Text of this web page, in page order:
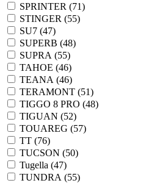
SPRINTER (71)
STINGER (55)
SU7 (47)
SUPERB (48)
SUPRA (55)
TAHOE (46)
TEANA (46)
TERAMONT (51)
TIGGO 8 PRO (48)
TIGUAN (52)
TOUAREG (57)
TT (76)
TUCSON (50)
Tugella (47)
TUNDRA (55)